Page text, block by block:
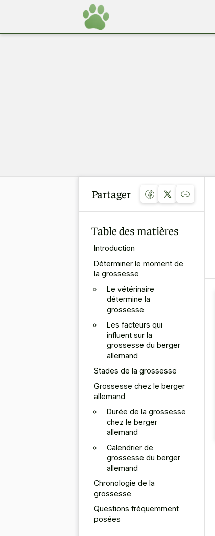
Partager
Table des matières
Introduction
Déterminer le moment de
la grossesse
Le vétérinaire
détermine la
grossesse
Les facteurs qui
influent sur la
grossesse du berger
allemand
Stades de la grossesse
Grossesse chez le berger
allemand
Durée de la grossesse
chez le berger
allemand
Calendrier de
grossesse du berger
allemand
Chronologie de la
grossesse
Questions fréquemment
posées